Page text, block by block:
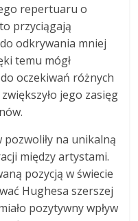
repertuaru o
przyciągają
odkrywania mniej
temu mógł
oczekiwań różnych
jego zasięg
na unikalną
między artystami.
pozycją w świecie
Hughesa szerszej
pozytywny wpływ